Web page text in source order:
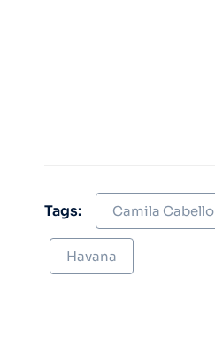
Tags: Camila Cabello
Havana